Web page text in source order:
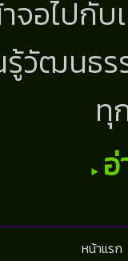
จอไปกับ
รู้วัฒนธ
ทุ
หน้าแรก